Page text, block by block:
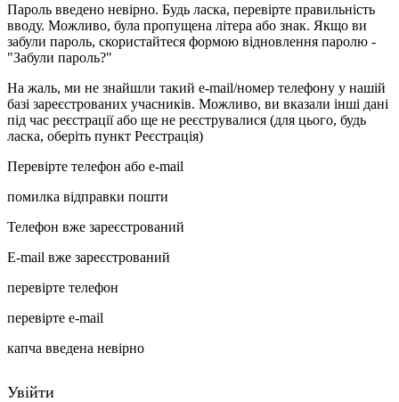
Пароль введено невірно. Будь ласка, перевірте правильність
вводу. Можливо, була пропущена літера або знак. Якщо ви
забули пароль, скористайтеся формою відновлення паролю -
"Забули пароль?"
На жаль, ми не знайшли такий e-mail/номер телефону у нашій
базі зареєстрованих учасників. Можливо, ви вказали інші дані
під час реєстрації або ще не реєструвалися (для цього, будь
ласка, оберіть пункт Реєстрація)
Перевірте телефон або e-mail
помилка відправки пошти
Телефон вже зареєстрований
E-mail вже зареєстрований
перевірте телефон
перевірте e-mail
капча введена невірно
Увійти